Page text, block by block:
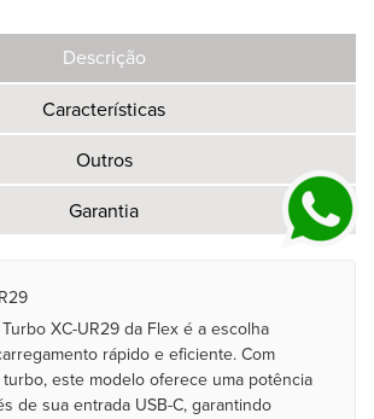
Descrição
Características
Outros
Garantia
XC-UR29 da Flex é a escolha
rápido e eficiente. Com
este modelo oferece uma potência
de sua entrada USB-C, garantindo